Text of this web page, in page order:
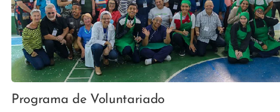
Programa de Voluntariado